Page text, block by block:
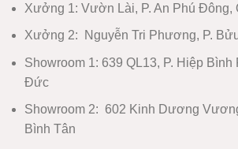
Xưởng 1: Vườn Lài, P. An Phú Đông,
Xưởng 2: Nguyễn Tri Phương, P.
Showroom 1: 639 QL13, P. Hiệp
Đức
Showroom 2: 602 Kinh Dương
Bình Tân